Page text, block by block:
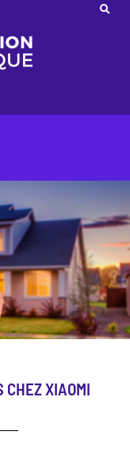
CHEZ XIAOMI